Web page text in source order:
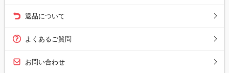
返品について
よくあるご質問
お問い合わせ